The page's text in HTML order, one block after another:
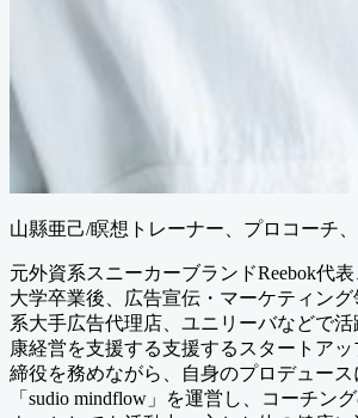
山縣亜己/瞑想トレーナー、プロコーチ
元外資系スニーカーブランドReebok代
大学卒業後、広告宣伝・マーケティン
系大手広告代理店、ユニリーバなどで
康経営を支援する支援するスタートアッ
締役を務めながら、自身のプロデュー
「sudio mindflow」を運営し、コーチン